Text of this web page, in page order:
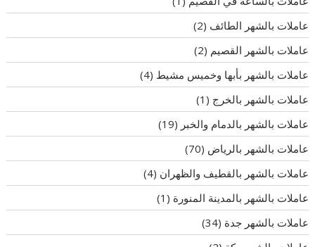
عاملات بالشهر الطائف (2)
عاملات بالشهر القصيم (2)
عاملات بالشهر بأبها وخميس مشيط (4)
عاملات بالشهر بالخرج (1)
عاملات بالشهر بالدمام والخبر (19)
عاملات بالشهر بالرياض (70)
عاملات بالشهر بالقطيف والظهران (4)
عاملات بالشهر بالمدينة المنورة (1)
عاملات بالشهر جدة (34)